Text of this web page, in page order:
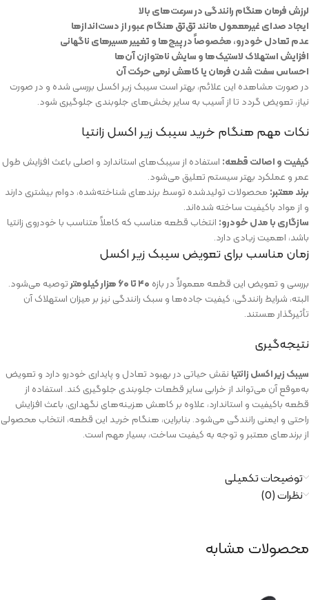
لرزش فرمان هنگام رانندگی در سرعت‌های بالا
ایجاد صدای غیرمعمول مانند تق‌تق هنگام عبور از دست‌اندازها
عدم تعادل خودرو، مخصوصاً در پیچ‌ها و تغییر مسیرهای ناگهانی
افزایش استهلاک لاستیک‌ها و سایش نامتوازن آن‌ها
احساس سفت شدن فرمان یا کاهش نرمی حرکت آن
در صورت مشاهده این علائم، بهتر است سیبک زیر اکسل بررسی شده و در صورت
نیاز، تعویض گردد تا از آسیب به سایر بخش‌های جلوبندی جلوگیری شود.
نکات مهم هنگام خرید سیبک زیر اکسل زانتیا
کیفیت و اصالت قطعه: استفاده از سیبک‌های استاندارد و اصلی باعث افزایش طول
عمر و عملکرد بهتر سیستم تعلیق می‌شود.
برند معتبر: محصولات تولیدشده توسط برندهای شناخته‌شده، دوام بیشتری دارند
و از مواد باکیفیت ساخته شده‌اند.
سازگاری با مدل خودرو: انتخاب قطعه مناسب که کاملاً متناسب با خودروی زانتیا
باشد، اهمیت زیادی دارد.
زمان مناسب برای تعویض سیبک زیر اکسل
بررسی و تعویض این قطعه معمولاً در بازه ۴۰ تا ۶۰ هزار کیلومتر
توصیه می‌شود.
البته، شرایط رانندگی، کیفیت جاده‌ها و سبک رانندگی نیز بر میزان استهلاک آن
تأثیرگذار هستند.
نتیجه‌گیری
سیبک زیر اکسل زانتیا نقش حیاتی در بهبود تعادل و پایداری خودرو دارد و تعویض
به‌موقع آن می‌تواند از خرابی سایر قطعات جلوبندی جلوگیری کند. استفاده از
قطعه باکیفیت و استاندارد، علاوه بر کاهش هزینه‌های نگهداری، باعث افزایش
راحتی و ایمنی رانندگی می‌شود. بنابراین، هنگام خرید این قطعه، انتخاب محصولی
از برندهای معتبر و توجه به کیفیت ساخت، بسیار مهم است.
توضیحات تکمیلی
نظرات (0)
محصولات مشابه